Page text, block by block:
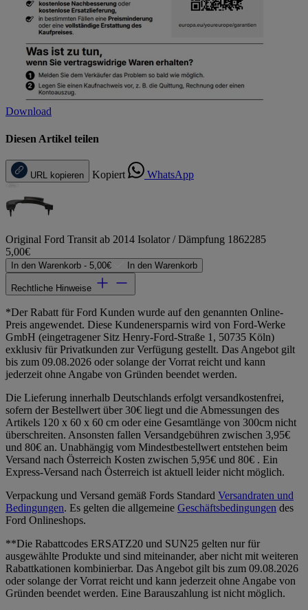
Download
Diesen Artikel teilen
URL kopieren Kopiert WhatsApp
Original Ford Transit ab 2014 Isolator / Dämpfung 1862285
5,00€
In den Warenkorb - 5,00€ In den Warenkorb
Rechtliche Hinweise
*Der Rabatt für Ford Kunden wurde auf den genannten Online-
Preis angewendet. Diese Kundenersparnis wird von Ford-Werke
GmbH (eingetragener Sitz Henry-Ford-Straße 1, 50735 Köln)
exklusiv für Privatkunden zur Verfügung gestellt. Das Angebot gilt
bis zum 09.08.2026 oder solange der Vorrat reicht und kann
jederzeit ohne Angabe von Gründen beendet werden.
Die Lieferung innerhalb Deutschlands erfolgt versandkostenfrei,
sofern der Bestellwert über 30€ liegt und die Abmessungen des
Artikels 120 x 60 x 60 cm oder eine Gesamtlänge von 300cm nicht
überschreiten. Ansonsten fallen Versandgebühren zwischen 3,95€
und 80€ an. Unabhängig vom Mindestbestellwert entstehen beim
Versand nach Österreich Kosten zwischen 5,95€ und 80€ . Ein
Express-Versand nach Österreich ist aktuell leider nicht möglich.
Verpackung und Versand gemäß Fords Standard Versandraten und
Bedingungen. Es gelten die allgemeine Geschäftsbedingungen des
Ford Onlineshops.
**Die Rabattcodes ERSATZ20 und SUN25 gelten nur für
ausgewählte Produkte und sind miteinander, aber nicht mit weiteren
Rabattkationen kombinierbar. Das Angebot gilt bis zum 09.08.2026
oder solange der Vorrat reicht und kann jederzeit ohne Angabe von
Gründen beendet werden. Eine Barauszahlung ist nicht möglich.